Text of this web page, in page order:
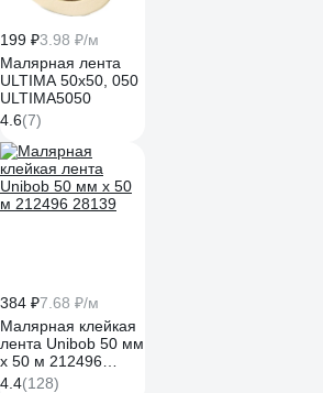
199 ₽3.98 ₽/м
Малярная лента
ULTIMA 50x50, 050
ULTIMA5050
4.6(7)
384 ₽7.68 ₽/м
Малярная клейкая
лента Unibob 50 мм
х 50 м 212496
28139
4.4(128)